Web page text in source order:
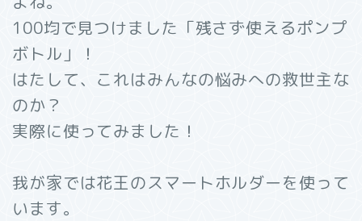
100均で見つけました「残さず使えるポンプ
ボトル」！
はたして、これはみんなの悩みへの救世主な
のか？
実際に使ってみました！
我が家では花王のスマートホルダーを使って
います。